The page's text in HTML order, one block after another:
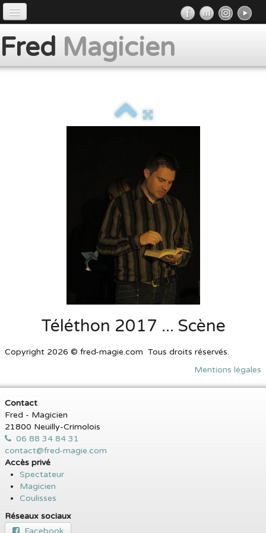
Préface
Fred Magicien
Téléthon 2017 ... Scène
Copyright 2026 © fred-magie.com Tous droits réservés.
Mentions légales
Contact
Fred - Magicien
21800 Neuilly-Crimolois
06 88 34 84 31
contact@fred-magie.com
Accès privé
Spectateur
Magicien
Coulisses
Réseaux sociaux
Facebook